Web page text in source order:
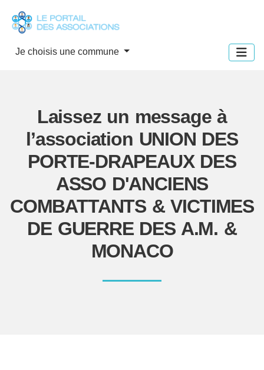
Je choisis une commune
Laissez un message à
l’association UNION DES
PORTE-DRAPEAUX DES
ASSO D'ANCIENS
COMBATTANTS & VICTIMES
DE GUERRE DES A.M. &
MONACO